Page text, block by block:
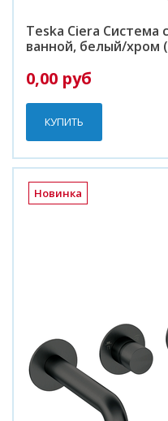
Teska Ciera Система
ванной, белый/хром
0,00 руб
КУПИТЬ
Новинка